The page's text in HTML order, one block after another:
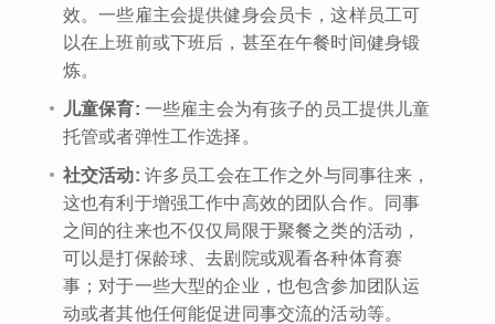
效。一些雇主会提供健身会员卡，这样员工可
以在上班前或下班后，甚至在午餐时间健身锻
炼。
儿童保育: 一些雇主会为有孩子的员工提供儿童
托管或者弹性工作选择。
社交活动: 许多员工会在工作之外与同事往来，
这也有利于增强工作中高效的团队合作。同事
之间的往来也不仅仅局限于聚餐之类的活动，
可以是打保龄球、去剧院或观看各种体育赛
事；对于一些大型的企业，也包含参加团队运
动或者其他任何能促进同事交流的活动等。